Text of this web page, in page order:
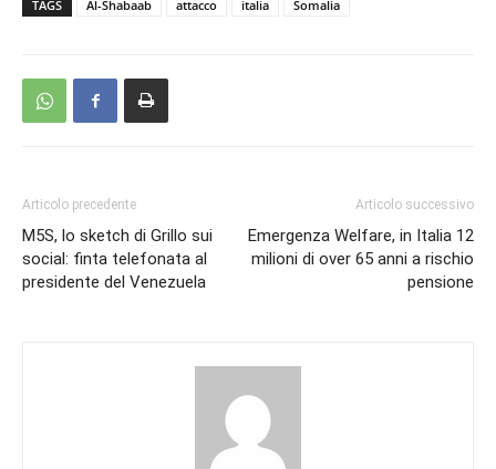
TAGS Al-Shabaab attacco italia Somalia
Articolo precedente
M5S, lo sketch di Grillo sui
social: finta telefonata al
presidente del Venezuela
Articolo successivo
Emergenza Welfare, in Italia 12
milioni di over 65 anni a rischio
pensione